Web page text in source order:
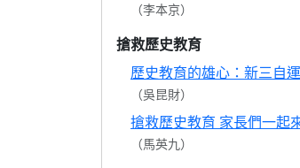
（李本京）
搶救歷史教育
歷史教育的雄心：新三自
（吳昆財）
搶救歷史教育 家長們一起
（馬英九）